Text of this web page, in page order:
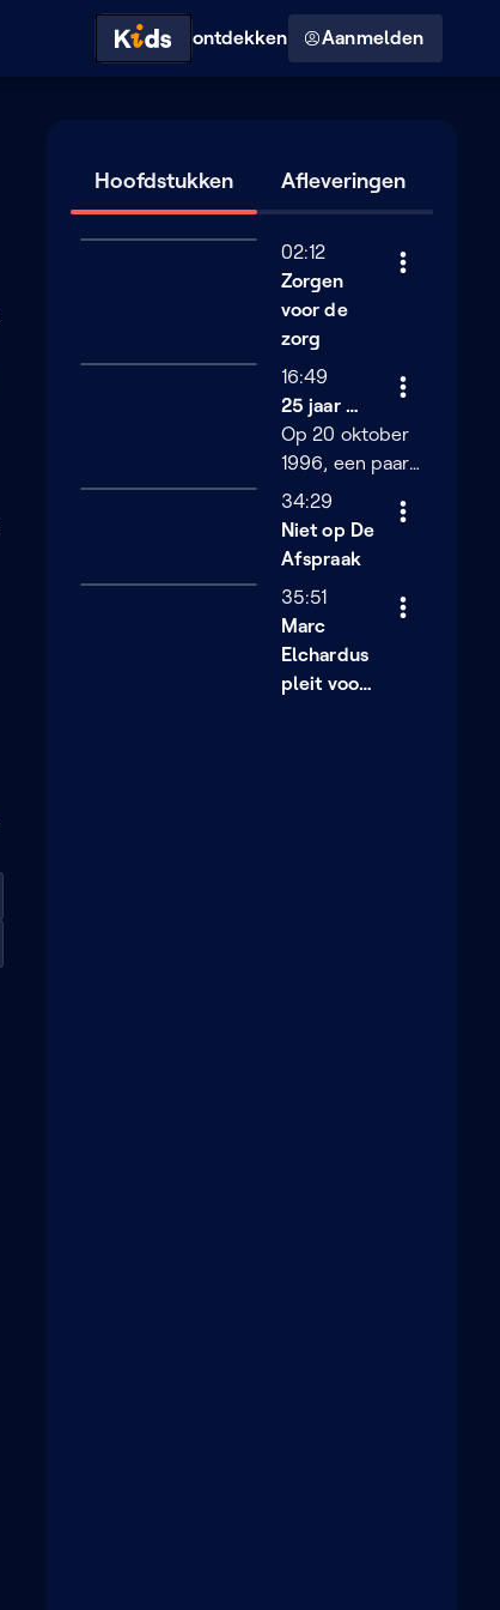
Hoog contrast modus
ontdekken Aanmelden
Hoofdstukken Afleveringen
02:12
Zorgen
voor de
zorg
16:49
25 jaar Witte Mars
Op 20 oktober
1996, een paar
maanden na de
arrestatie van
Marc Dutroux,
Mars’ door
Brussel. Het
werd een nooit
eerder
34:29
Niet op De
Afspraak
35:51
Marc
Elchardus
pleit voor